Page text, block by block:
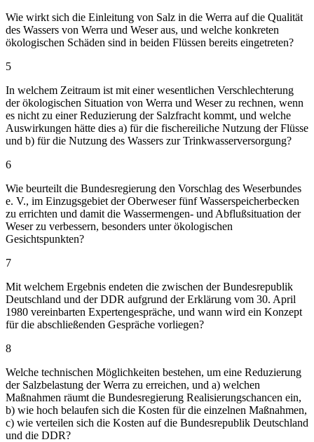
Wie wirkt sich die Einleitung von Salz in die Werra auf die Qualität
des Wassers von Werra und Weser aus, und welche konkreten
ökologischen Schäden sind in beiden Flüssen bereits eingetreten?
5
In welchem Zeitraum ist mit einer wesentlichen Verschlechterung
der ökologischen Situation von Werra und Weser zu rechnen, wenn
es nicht zu einer Reduzierung der Salzfracht kommt, und welche
Auswirkungen hätte dies a) für die fischereiliche Nutzung der Flüsse
und b) für die Nutzung des Wassers zur Trinkwasserversorgung?
6
Wie beurteilt die Bundesregierung den Vorschlag des Weserbundes
e. V., im Einzugsgebiet der Oberweser fünf Wasserspeicherbecken
zu errichten und damit die Wassermengen- und Abflußsituation der
Weser zu verbessern, besonders unter ökologischen
Gesichtspunkten?
7
Mit welchem Ergebnis endeten die zwischen der Bundesrepublik
Deutschland und der DDR aufgrund der Erklärung vom 30. April
1980 vereinbarten Expertengespräche, und wann wird ein Konzept
für die abschließenden Gespräche vorliegen?
8
Welche technischen Möglichkeiten bestehen, um eine Reduzierung
der Salzbelastung der Werra zu erreichen, und a) welchen
Maßnahmen räumt die Bundesregierung Realisierungschancen ein,
b) wie hoch belaufen sich die Kosten für die einzelnen Maßnahmen,
c) wie verteilen sich die Kosten auf die Bundesrepublik Deutschland
und die DDR?